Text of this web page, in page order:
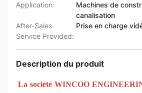
Application:
Machines de
canalisation
After-Sales
Service Provided:
Prise en charge
Description du produit
La société WINCOO